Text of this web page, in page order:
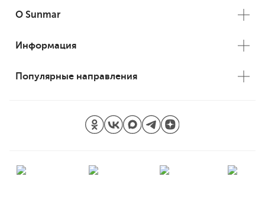
О Sunmar
Информация
Популярные направления